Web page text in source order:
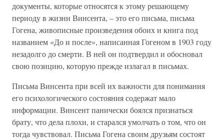
документы, которые относятся к этому решающему
периоду в жизни Винсента, – это его письма, письма
Гогена, живописные произведения обоих и книга под
названием «До и после», написанная Гогеном в 1903 году
незадолго до смерти. В ней он подтвердил и обосновал
свою позицию, которую прежде излагал в письмах.
Письма Винсента при всей их важности для понимания
его психологического состояния содержат мало
информации. Винсент панически боялся признаться
брату, что дела плохи, и старался умолчать о том, что он
тогда чувствовал. Письма Гогена своим друзьям состоят